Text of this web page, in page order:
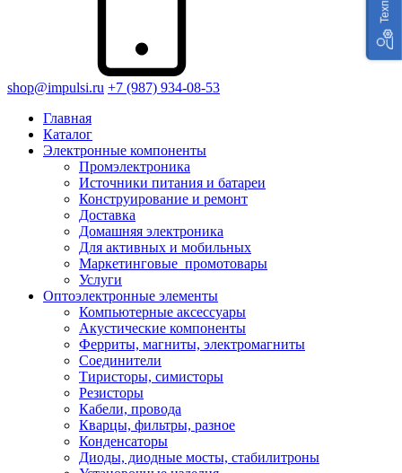
shop@impulsi.ru +7 (987) 934-08-53
Главная
Каталог
Электронные компоненты
Промэлектроника
Источники питания и батареи
Конструирование и ремонт
Доставка
Домашняя электроника
Для активных и мобильных
Маркетинговые_промотовары
Услуги
Оптоэлектронные элементы
Компьютерные аксессуары
Акустические компоненты
Ферриты, магниты, электромагниты
Соединители
Тиристоры, симисторы
Резисторы
Кабели, провода
Кварцы, фильтры, разное
Конденсаторы
Диоды, диодные мосты, стабилитроны